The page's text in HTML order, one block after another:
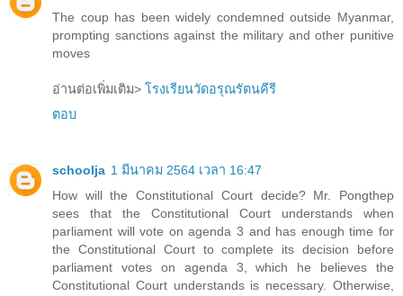
The coup has been widely condemned outside Myanmar,
prompting sanctions against the military and other punitive
moves
อ่านต่อเพิ่มเติม> โรงเรียนวัดอรุณรัตนคีรี
ตอบ
schoolja 1 มีนาคม 2564 เวลา 16:47
How will the Constitutional Court decide? Mr. Pongthep
sees that the Constitutional Court understands when
parliament will vote on agenda 3 and has enough time for
the Constitutional Court to complete its decision before
parliament votes on agenda 3, which he believes the
Constitutional Court understands is necessary. Otherwise,